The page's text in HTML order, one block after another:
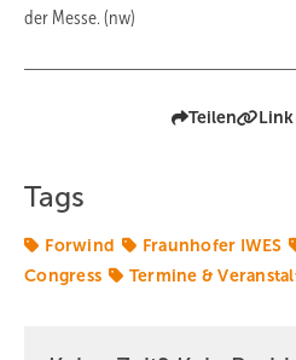
der Messe. (nw)
Teilen
Tags
Forwind Fraunhofer IWES
Congress
Termine &